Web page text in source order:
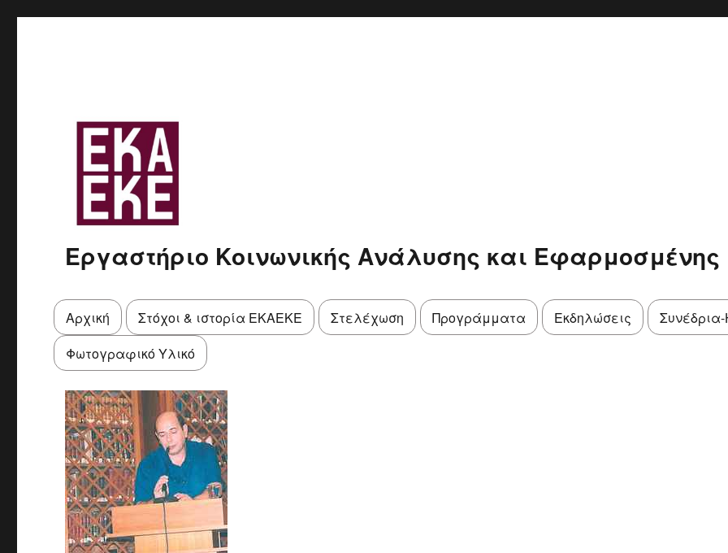
Εργαστήριο Κοινωνικής Ανάλυσης και Εφαρμοσμένης
Αρχική Στόχοι & ιστορία ΕΚΑΕΚΕ Στελέχωση Προγράμματα Εκδηλώσεις
Φωτογραφικό Υλικό